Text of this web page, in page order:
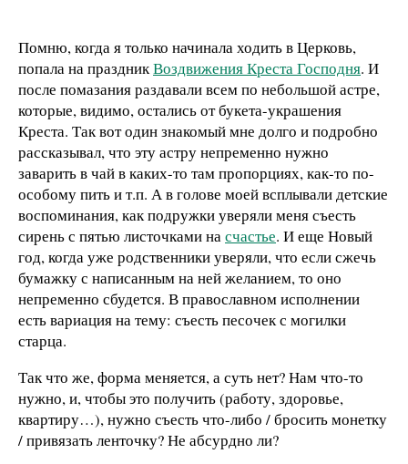
Помню, когда я только начинала ходить в Церковь,
попала на праздникВоздвижения Креста Господня. И
после помазания раздавали всем по небольшой астре,
которые, видимо, остались от букета-украшения
Креста. Так вот один знакомый мне долго и подробно
рассказывал, что эту астру непременно нужно
заварить в чай в каких-то там пропорциях, как-то по-
особому пить и т.п. А в голове моей всплывали детские
воспоминания, как подружки уверяли меня съесть
сирень с пятью листочками насчастье. И еще Новый
год, когда уже родственники уверяли, что если сжечь
бумажку с написанным на ней желанием, то оно
непременно сбудется. В православном исполнении
есть вариация на тему: съесть песочек с могилки
старца.
Так что же, форма меняется, а суть нет? Нам что-то
нужно, и, чтобы это получить (работу, здоровье,
квартиру…), нужно съесть что-либо / бросить монетку
/ привязать ленточку? Не абсурдно ли?